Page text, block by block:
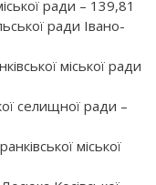
ради – 139,81
ради Івано-
міської ради
селищної ради –
міської